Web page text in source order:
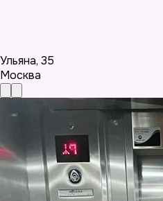
Ульяна, 35
Москва